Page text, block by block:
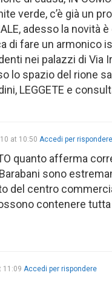
verde, c’è già un
adesso la
di fare un armonico
nei palazzi di Via
lo spazio del rione
LEGGETE e
at 10:50 Accedi per rispondere
quanto afferma
sono
del centro
contenere
11:09 Accedi per rispondere